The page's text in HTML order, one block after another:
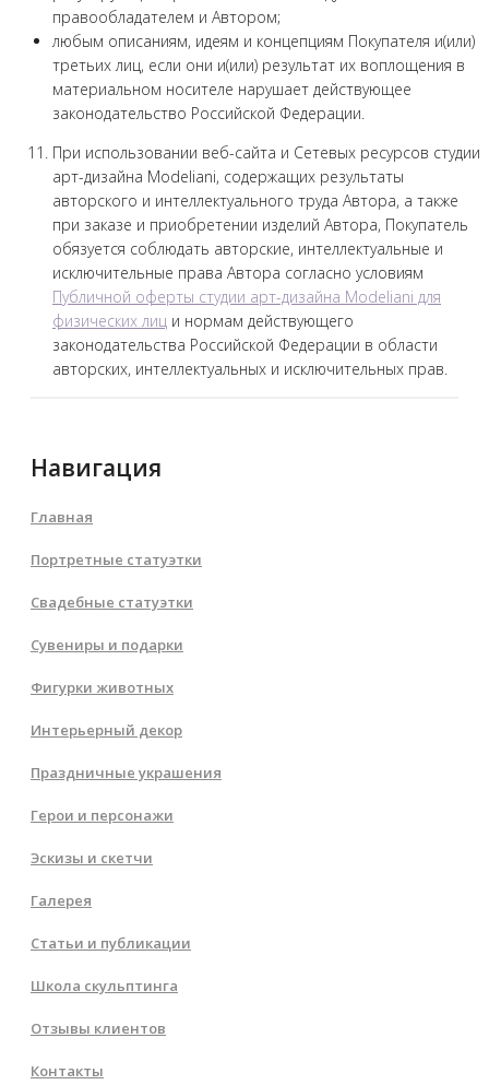
правообладателем и Автором;
любым описаниям, идеям и концепциям Покупателя и(или)
третьих лиц, если они и(или) результат их воплощения в
материальном носителе нарушает действующее
законодательство Российской Федерации.
При использовании веб-сайта и Сетевых ресурсов студии
арт-дизайна Modeliani, содержащих результаты
авторского и интеллектуального труда Автора, а также
при заказе и приобретении изделий Автора, Покупатель
обязуется соблюдать авторские, интеллектуальные и
исключительные права Автора согласно условиям
Публичной оферты студии арт-дизайна Modeliani для
физических лиц и нормам действующего
законодательства Российской Федерации в области
авторских, интеллектуальных и исключительных прав.
Навигация
Главная
Портретные статуэтки
Свадебные статуэтки
Сувениры и подарки
Фигурки животных
Интерьерный декор
Праздничные украшения
Герои и персонажи
Эскизы и скетчи
Галерея
Статьи и публикации
Школа скульптинга
Отзывы клиентов
Контакты